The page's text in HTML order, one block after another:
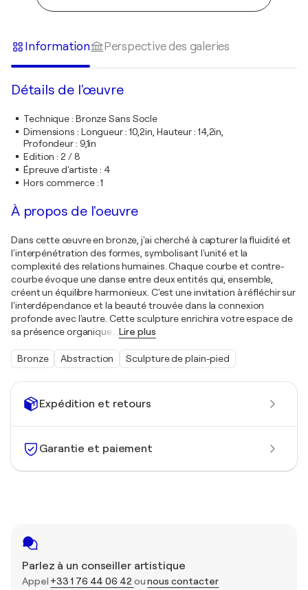
Expédition et retours
Garantie et paiement
Parlez à un conseiller artistique
Appel +33 1 76 44 06 42 ounous contacter
Information Perspective des galeries
Détails de l'œuvre
Technique: Bronze Sans Socle
Dimensions : Longueur : 10,2in, Hauteur : 14,2in,
Profondeur : 9,1in
Edition : 2 / 8
Épreuve d'artiste: 4
Hors commerce:1
À propos de l'oeuvre
Dans cette œuvre en bronze, j'ai cherché à capturer la fluidité et
l'interpénétration des formes, symbolisant l'unité et la
complexité des relations humaines. Chaque courbe et contre-
courbe évoque une danse entre deux entités qui, ensemble,
créent un équilibre harmonieux. C'est une invitation à réfléchir sur
l'interdépendance et la beauté trouvée dans la connexion
profonde avec l'autre. Cette sculpture enrichira votre espace de
sa présence organique
Lire plus
Bronze Abstraction Sculpture de plain-pied